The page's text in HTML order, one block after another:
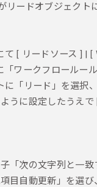
リードオブジェクト
[ リードソース ] |
ワークフロールー
「リード」を選択
うに設定したうえ
「次の文字列と一
目自動更新」を選